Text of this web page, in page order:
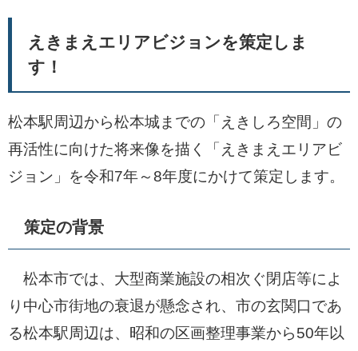
えきまえエリアビジョンを策定しま
す！
松本駅周辺から松本城までの「えきしろ空間」の
再活性に向けた将来像を描く「えきまえエリアビ
ジョン」を令和7年～8年度にかけて策定します。
策定の背景
松本市では、大型商業施設の相次ぐ閉店等によ
り中心市街地の衰退が懸念され、市の玄関口であ
る松本駅周辺は、昭和の区画整理事業から50年以